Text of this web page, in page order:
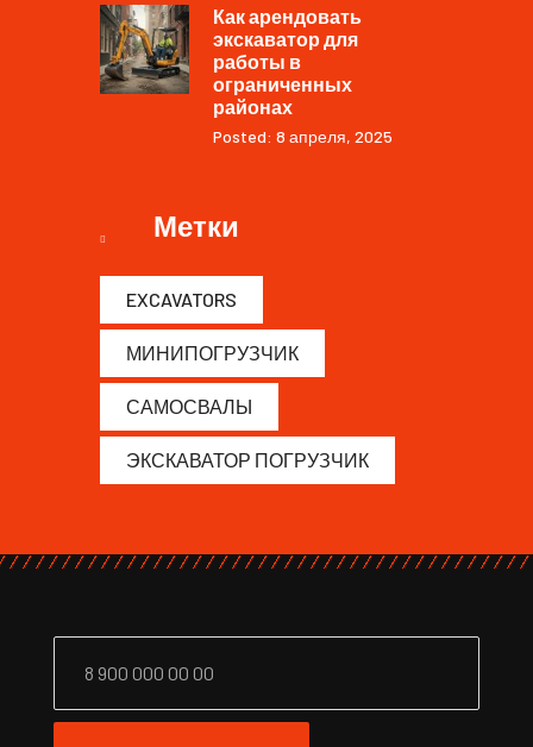
Как арендовать
экскаватор для
работы в
ограниченных
районах
Posted: 8 апреля, 2025
Метки
EXCAVATORS
МИНИПОГРУЗЧИК
САМОСВАЛЫ
ЭКСКАВАТОР ПОГРУЗЧИК